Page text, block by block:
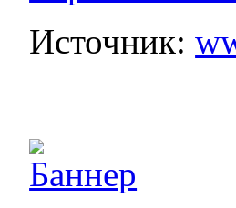
Источник: